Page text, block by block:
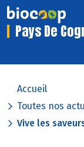
Pays De
Accueil
Toutes nos
Vive les